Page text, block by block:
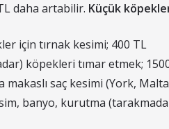
daha artabilir. Küçük
için tırnak kesimi; 400 TL
köpekleri tımar etmek;
makaslı saç kesimi (York,
banyo, kurutma